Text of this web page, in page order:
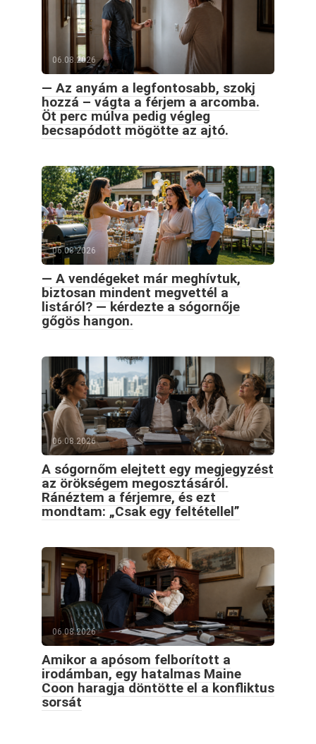
06.08.2026
— Az anyám a legfontosabb, szokj
hozzá – vágta a férjem a arcomba.
Öt perc múlva pedig végleg
becsapódott mögötte az ajtó.
06.08.2026
— A vendégeket már meghívtuk,
biztosan mindent megvettél a
listáról? — kérdezte a sógornője
gőgös hangon.
06.08.2026
A sógornőm elejtett egy megjegyzést
az örökségem megosztásáról.
Ránéztem a férjemre, és ezt
mondtam: „Csak egy feltétellel”
06.08.2026
Amikor a apósom felborított a
irodámban, egy hatalmas Maine
Coon haragja döntötte el a konfliktus
sorsát